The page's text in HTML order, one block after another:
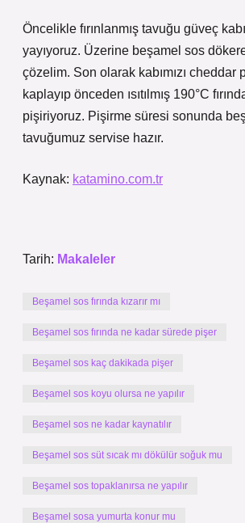
Öncelikle fırınlanmış tavuğu güveç
yayıyoruz. Üzerine beşamel sos
çözelim. Son olarak kabımızı cheddar
kaplayıp önceden ısıtılmış 190°C
pişiriyoruz. Pişirme süresi sonunda
tavuğumuz servise hazır.
Kaynak: katamino.com.tr
Tarih: Makaleler
Beşamel sos fırında kızarır mı
Beşamel sos fırında ne kadar sürede pişer
Beşamel sos kaç dakikada pişer
Beşamel sos koyu olursa ne yapılır
Beşamel sos ne kadar kaynatılır
Beşamel sos süt sıcak mı dökülür soğuk mu
Beşamel sos topaklanırsa ne yapılır
Beşamel sosa yumurta konur mu